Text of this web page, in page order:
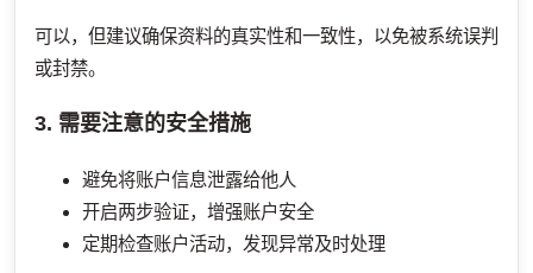
可以，但建议确保资料的真实性和一致性，以免被系统误判
或封禁。
3. 需要注意的安全措施
避免将账户信息泄露给他人
开启两步验证，增强账户安全
定期检查账户活动，发现异常及时处理